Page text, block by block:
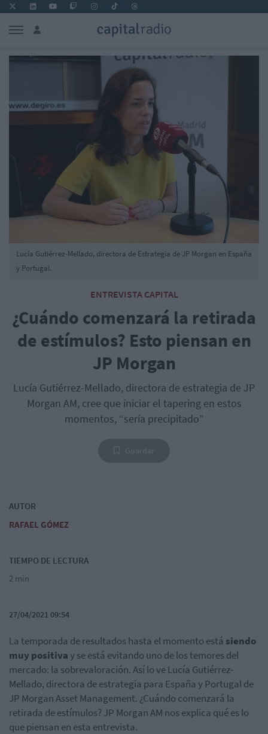
ENTREVISTA CAPITAL
¿Cuándo comenzará la retirada
de estímulos? Esto piensan en
JP Morgan
Lucía Gutiérrez-Mellado, directora de estrategia de JP
Morgan AM, cree que iniciar el tapering en estos
momentos, “sería precipitado”
Lucía Gutiérrez-Mellado, directora de Estrategia de JP Morgan en España
y Portugal.
AUTOR
RAFAEL GÓMEZ
TIEMPO DE LECTURA
2 min
27/04/2021 09:54
La temporada de resultados hasta el momento está siendo
muy positivay se está evitando uno de los temores del
mercado: la sobrevaloración. Así lo ve Lucía Gutiérrez-
Mellado, directora de estrategia para España y Portugal de
JP Morgan Asset Management. ¿Cuándo comenzará la
retirada de estímulos? JP Morgan AM nos explica qué es lo
que piensan en esta entrevista.